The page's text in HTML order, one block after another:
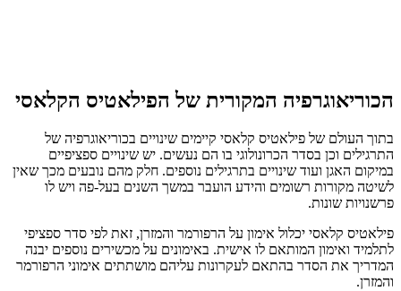
הכוריאוגרפיה המקורית של הפילאטיס הקלאסי
בתוך העולם של פילאטיס קלאסי קיימים שינויים בכוריאוגרפיה של
התרגילים וכן בסדר הכרונולוגי בו הם נעשים. יש שינויים ספציפיים
במיקום האגן ועוד שינויים בתרגילים נוספים. חלק מהם נובעים מכך שאין
לשיטה מקורות רשומים והידע הועבר במשך השנים בעל-פה ויש לו
פרשנויות שונות.
פילאטיס קלאסי יכלול אימון על הרפורמר והמזרן, זאת לפי סדר ספציפי
לתלמיד ואימון המותאם לו אישית. באימונים על מכשירים נוספים יבנה
המדריך את הסדר בהתאם לעקרונות עליהם מושתתים אימוני הרפורמר
והמזרן.